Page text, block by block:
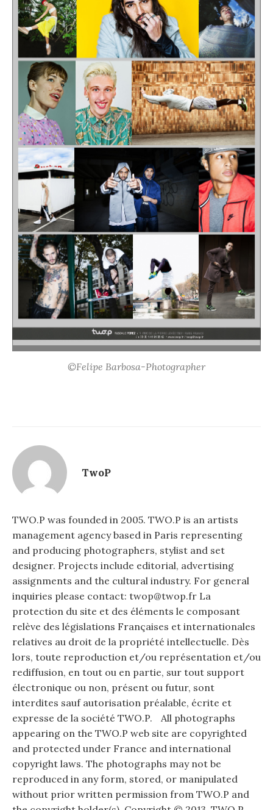
©Felipe Barbosa-Photographer
TwoP
TWO.P was founded in 2005. TWO.P is an artists
management agency based in Paris representing
and producing photographers, stylist and set
designer. Projects include editorial, advertising
assignments and the cultural industry. For general
inquiries please contact: twop@twop.fr La
protection du site et des éléments le composant
relève des législations Françaises et internationales
relatives au droit de la propriété intellectuelle. Dès
lors, toute reproduction et/ou représentation et/ou
rediffusion, en tout ou en partie, sur tout support
électronique ou non, présent ou futur, sont
interdites sauf autorisation préalable, écrite et
expresse de la société TWO.P. All photographs
appearing on the TWO.P web site are copyrighted
and protected under France and international
copyright laws. The photographs may not be
reproduced in any form, stored, or manipulated
without prior written permission from TWO.P and